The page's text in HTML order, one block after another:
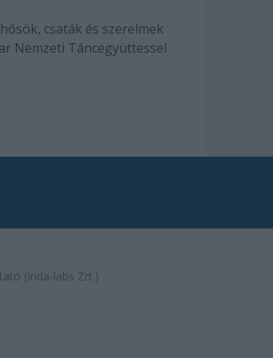
csaták és szerelmek
Nemzeti Táncegyüttessel
(Inda-labs Zrt.)